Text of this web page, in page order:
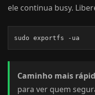
ele continua busy.
sudo exportfs -ua
Caminho mais
para ver quem